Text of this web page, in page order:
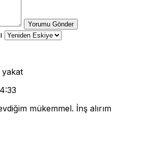
Yorumu Gönder
yakat
mükemmel. İnş alırım